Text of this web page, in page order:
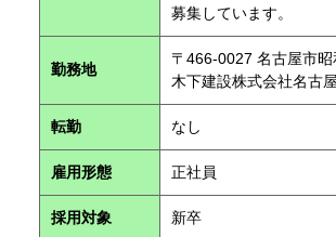
募集しています。
勤務地
〒466-0027 名古屋市
木下建設株式会社名古
転勤 なし
雇用形態 正社員
採用対象 新卒